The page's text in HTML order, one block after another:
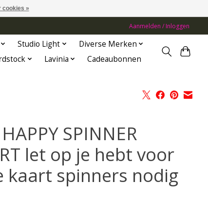
Aanmelden / Inloggen
Studio Light
Diverse Merken
Lavinia Cadeaubonnen
SPINNER
let op je hebt voor
kaart spinners nodig
cookies »